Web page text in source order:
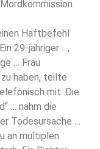
Haftbefehl
29-jähriger …,
… Frau
haben, teilte
mit. Die
… nahm die
Todesursache …
an multiplen